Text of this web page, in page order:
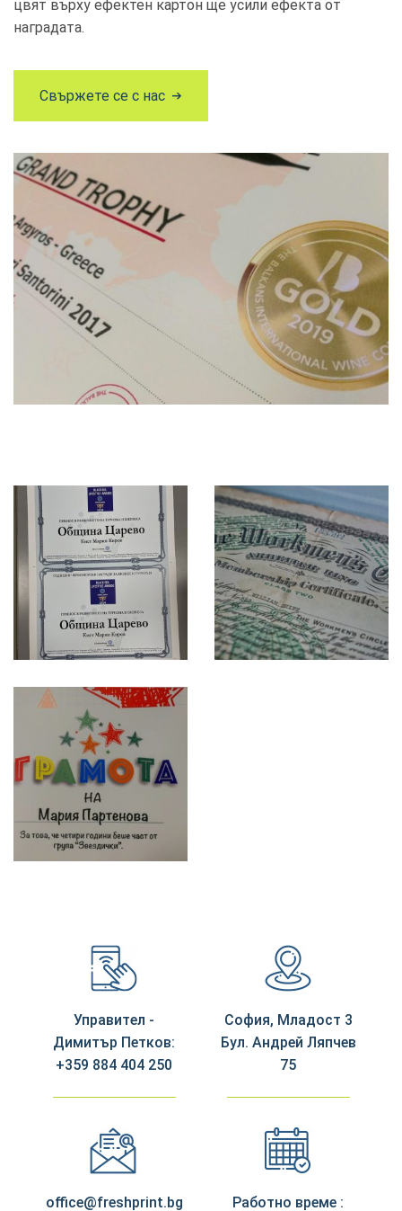
цвят върху ефектен картон ще усили ефекта от
наградата.
Свържете се с нас
Управител -
Димитър Петков:
+359 884 404 250
София, Младост 3
Бул. Андрей Ляпчев
75
office@freshprint.bg Работно време :